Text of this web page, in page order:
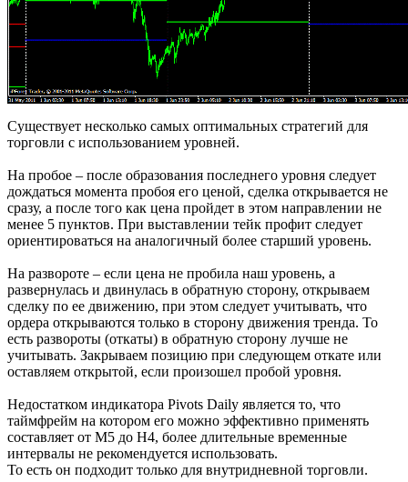
Существует несколько самых оптимальных стратегий для
торговли с использованием уровней.
На пробое – после образования последнего уровня следует
дождаться момента пробоя его ценой, сделка открывается не
сразу, а после того как цена пройдет в этом направлении не
менее 5 пунктов. При выставлении тейк профит следует
ориентироваться на аналогичный более старший уровень.
На развороте – если цена не пробила наш уровень, а
развернулась и двинулась в обратную сторону, открываем
сделку по ее движению, при этом следует учитывать, что
ордера открываются только в сторону движения тренда. То
есть развороты (откаты) в обратную сторону лучше не
учитывать. Закрываем позицию при следующем откате или
оставляем открытой, если произошел пробой уровня.
Недостатком индикатора Pivots Daily является то, что
таймфрейм на котором его можно эффективно применять
составляет от М5 до Н4, более длительные временные
интервалы не рекомендуется использовать.
То есть он подходит только для внутридневной торговли.